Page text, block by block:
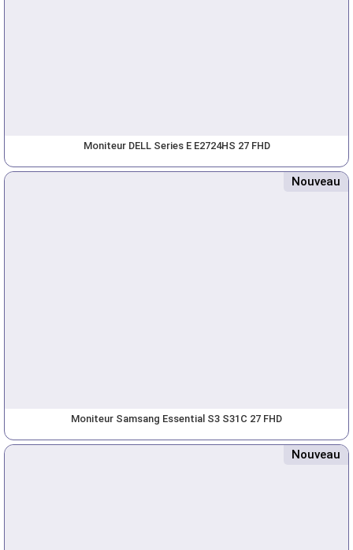
Moniteur DELL Series E E2724HS 27 FHD
Nouveau
Moniteur Samsang Essential S3 S31C 27 FHD
Nouveau